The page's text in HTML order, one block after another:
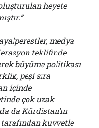
heyete
medya
teklifinde
büyüme politikası
peşi sıra
içinde
çok uzak
da Kürdistan’ın
kuvvetle